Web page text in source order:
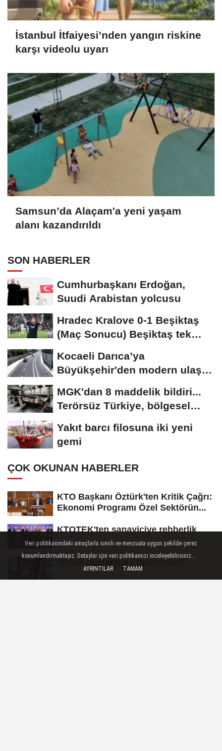
İstanbul İtfaiyesi’nden yangın riskine
karşı videolu uyarı
Samsun’da Alaçam'a yeni yaşam
alanı kazandırıldı
SON HABERLER
Cumhurbaşkanı Erdoğan,
Suudi Arabistan yolcusu
Hradec Kralove 0-1 Beşiktaş
(Maç Sonucu) Beşiktaş tek
Kocaeli Darıca’ya
Büyükşehir'den modern ulaşım
MGK'dan 8 maddelik bildiri...
Terörsüz Türkiye, bölgesel
Yakıt barcı filosuna iki yeni
gemi
ÇOK OKUNAN HABERLER
KTO Başkanı Öztürk'ten Kritik Çağrı:
Ekonomi Programı Özel Sektörün...
KTOTEK'ten sanayiciye rehberlik
0850'li numaralara operasyon!
Veri politikasındaki amaçlarla sınırlı ve mevzuata uygun şekilde çerez
konumlandırmaktayız. Detaylar için veri politikamızı inceleyebilirsiniz...
AYRINTILAR
TAMAM